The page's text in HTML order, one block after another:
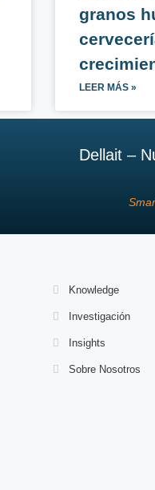
granos
LEER MÁS »
Dellait –
Knowledge
Investigación
Insights
Sobre Nosotros